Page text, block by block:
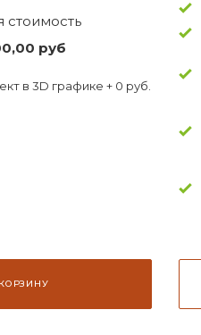
руб
в 3D графике + 0 руб.